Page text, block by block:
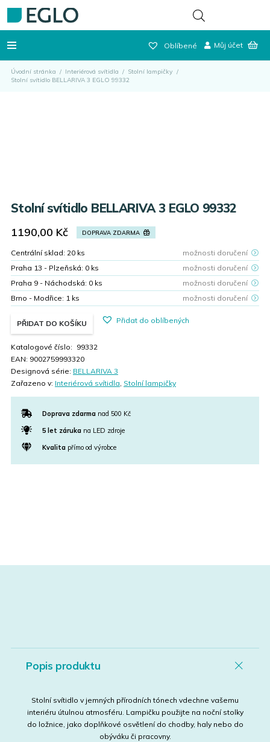
Oblíbené Můj účet
Úvodní stránka / Interiérová svítidla / Stolní lampičky /
Stolní svítidlo BELLARIVA 3 EGLO 99332
Stolní svítidlo BELLARIVA 3 EGLO 99332
1190,00 Kč DOPRAVA ZDARMA
Centrální sklad: 20 ks
možnosti doručení
Praha 13 - Plzeňská: 0 ks
možnosti doručení
Praha 9 - Náchodská: 0 ks
možnosti doručení
Brno - Modřice: 1 ks možnosti doručení
PŘIDAT DO KOŠÍKU Přidat do oblíbených
Katalogové číslo: 99332
EAN: 9002759993320
Designová série: BELLARIVA 3
Zařazeno v: Interiérová svítidla Stolní lampičky
Doprava zdarma nad 500 Kč
5 let zárukana LED zdroje
Kvalitapřímo od výrobce
Popis produktu
Stolní svítidlo v jemných přírodních tónech vdechne vašemu
interiéru útulnou atmosféru. Lampičku použijte na noční stolky
do ložnice, jako doplňkové osvětlení do chodby, haly nebo do
obýváku či pracovny.